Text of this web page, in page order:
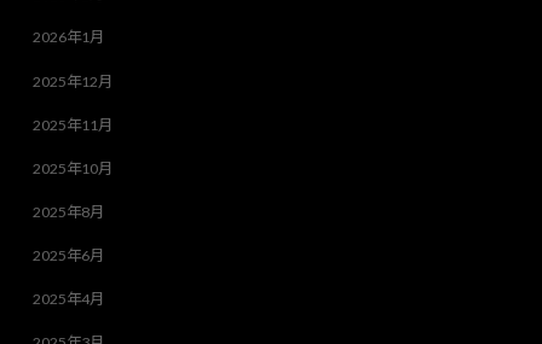
2026年1月
2025年12月
2025年11月
2025年10月
2025年8月
2025年6月
2025年4月